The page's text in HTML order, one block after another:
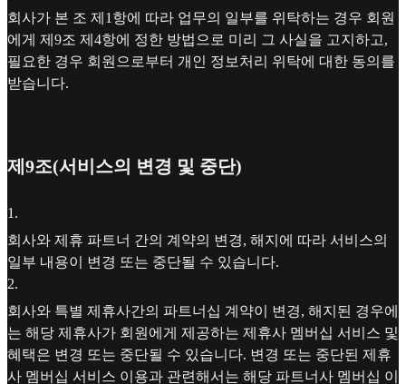
회사가 본 조 제1항에 따라 업무의 일부를 위탁하는 경우 회원
에게 제9조 제4항에 정한 방법으로 미리 그 사실을 고지하고,
필요한 경우 회원으로부터 개인 정보처리 위탁에 대한 동의를
받습니다.
제9조(서비스의 변경 및 중단)
1 .
회사와 제휴 파트너 간의 계약의 변경, 해지에 따라 서비스의
일부 내용이 변경 또는 중단될 수 있습니다.
2.
회사와 특별 제휴사간의 파트너십 계약이 변경, 해지된 경우에
는 해당 제휴사가 회원에게 제공하는 제휴사 멤버십 서비스 및
혜택은 변경 또는 중단될 수 있습니다. 변경 또는 중단된 제휴
사 멤버십 서비스 이용과 관련해서는 해당 파트너사 멤버십 이